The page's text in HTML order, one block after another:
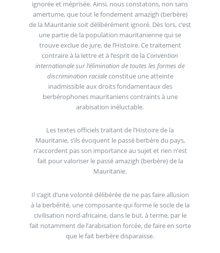
ignorée et méprisée. Ainsi, nous constatons, non sans
amertume, que tout le fondement amazigh (berbère)
de la Mauritanie soit délibérément ignoré. Dès lors, c’est
une partie de la population mauritanienne qui se
trouve exclue de jure, de l’Histoire. Ce traitement
contraire à la lettre et à l’esprit de la Convention
internationale sur l’élimination de toutes les formes de
discrimination racialeconstitue une atteinte
inadmissible aux droits fondamentaux des
berbérophones mauritaniens contraints à une
arabisation inéluctable.
Les textes officiels traitant de l’Histoire de la
Mauritanie, s’ils évoquent le passé berbère du pays,
n’accordent pas son importance au sujet et rien n’est
fait pour valoriser le passé amazigh (berbère) de la
Mauritanie.
Il s’agit d’une volonté délibérée de ne pas faire allusion
à la berbérité, une composante qui forme le socle de la
civilisation nord-africaine, dans le but, à terme, par le
fait notamment de l’arabisation forcée, de faire en sorte
que le fait berbère disparaisse.